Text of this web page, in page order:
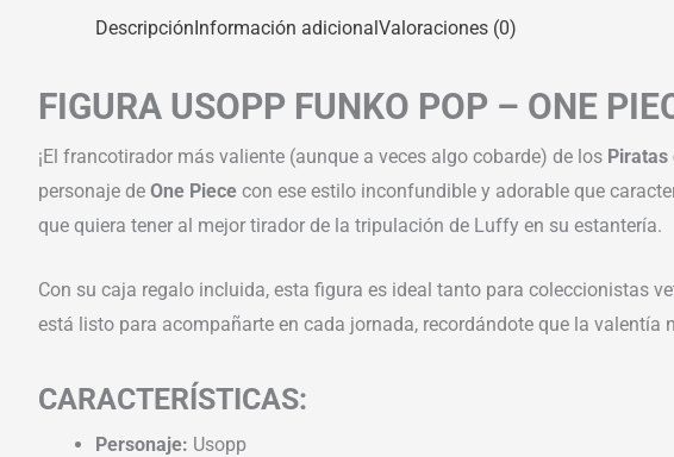
DescripciónInformación adicionalValoraciones (0)
FIGURA USOPP FUNKO POP – ONE
¡El francotirador más valiente (aunque a veces algo cobarde) de los Piratas
personaje de One Piece con ese estilo inconfundible y adorable que
que quiera tener al mejor tirador de la tripulación de Luffy en su estantería.
Con su caja regalo incluida, esta figura es ideal tanto para coleccionistas
está listo para acompañarte en cada jornada, recordándote que la valentía
CARACTERÍSTICAS:
Personaje: Usopp